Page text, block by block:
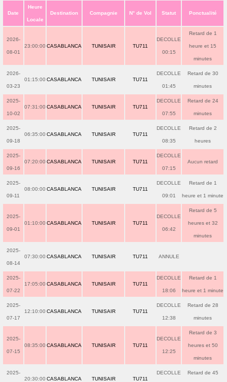
Date
Heure
Locale
Destination Compagnie N° de Vol Statut Ponctualité
2026-
08-01
23:00:00 CASABLANCA TUNISAIR TU711
DECOLLE
00:15
Retard de 1
heure et 15
minutes
2026-
03-23
01:15:00 CASABLANCA TUNISAIR TU711
DECOLLE
01:45
Retard de 30
minutes
2025-
10-02
07:31:00 CASABLANCA TUNISAIR TU711
DECOLLE
07:55
Retard de 24
minutes
2025-
09-18
06:35:00 CASABLANCA TUNISAIR TU711
DECOLLE
08:35
Retard de 2
heures
2025-
09-16
07:20:00 CASABLANCA TUNISAIR TU711
DECOLLE
07:15
Aucun retard
2025-
09-11
08:00:00 CASABLANCA TUNISAIR TU711
DECOLLE
09:01
Retard de 1
heure et 1 minute
2025-
09-01
01:10:00 CASABLANCA TUNISAIR TU711
DECOLLE
06:42
Retard de 5
heures et 32
minutes
2025-
08-14
07:30:00 CASABLANCA TUNISAIR TU711 ANNULE
2025-
07-22
17:05:00 CASABLANCA TUNISAIR TU711
DECOLLE
18:06
Retard de 1
heure et 1 minute
2025-
07-17
12:10:00 CASABLANCA TUNISAIR TU711
DECOLLE
12:38
Retard de 28
minutes
2025-
07-15
08:35:00 CASABLANCA TUNISAIR TU711
DECOLLE
12:25
Retard de 3
heures et 50
minutes
2025-
20:30:00 CASABLANCA TUNISAIR TU711
DECOLLE Retard de 45